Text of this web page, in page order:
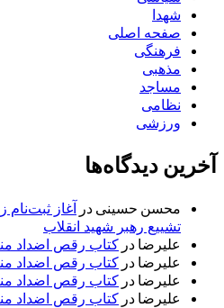
شهدا
صفحه اصلی
فرهنگی
مذهبی
مساجد
نظامی
ورزشی
آخرین دیدگاه‌ها
محسن حسینی در آغاز ثبت‌نام
تشییع رهبر شهید انقلاب
علیرضا در کتاب رقص اضداد
علیرضا در کتاب رقص اضداد
علیرضا در کتاب رقص اضداد
علیرضا در کتاب رقص اضداد